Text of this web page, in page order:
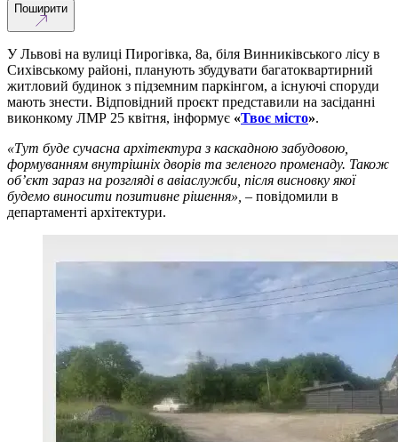
Поширити
У Львові на вулиці Пирогівка, 8а, біля Винниківського лісу в
Сихівському районі, планують збудувати багатоквартирний
житловий будинок з підземним паркінгом, а існуючі споруди
мають знести. Відповідний проєкт представили на засіданні
виконкому ЛМР 25 квітня, інформує «Твоє місто».
«Тут буде сучасна архітектура з каскадною забудовою,
формуванням внутрішніх дворів та зеленого променаду. Також
об’єкт зараз на розгляді в авіаслужби, після висновку якої
будемо виносити позитивне рішення», – повідомили в
департаменті архітектури.